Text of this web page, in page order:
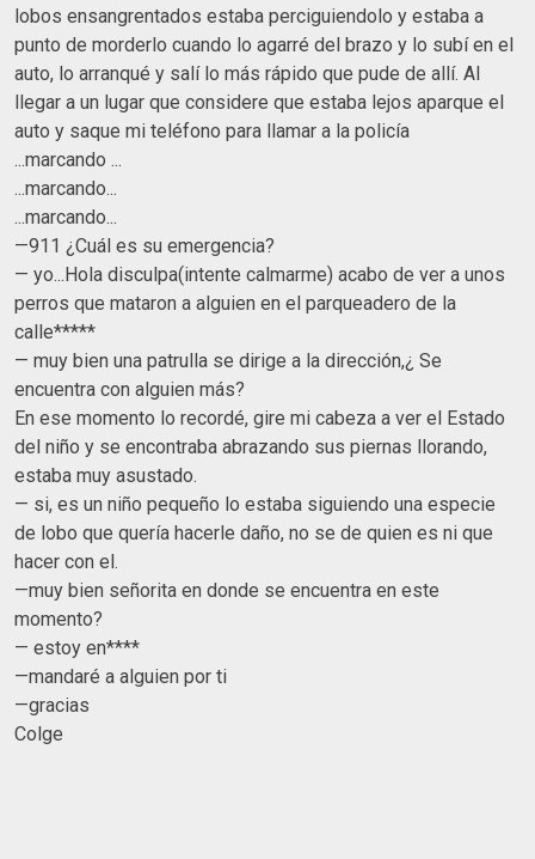
lobos ensangrentados estaba perciguiendolo y estaba a
punto de morderlo cuando lo agarré del brazo y lo subí en el
auto, lo arranqué y salí lo más rápido que pude de allí. Al
llegar a un lugar que considere que estaba lejos aparque el
auto y saque mi teléfono para llamar a la policía
...marcando ...
...marcando...
...marcando...
—911 ¿Cuál es su emergencia?
— yo...Hola disculpa(intente calmarme) acabo de ver a unos
perros que mataron a alguien en el parqueadero de la
calle*****
— muy bien una patrulla se dirige a la dirección,¿ Se
encuentra con alguien más?
En ese momento lo recordé, gire mi cabeza a ver el Estado
del niño y se encontraba abrazando sus piernas llorando,
estaba muy asustado.
— si, es un niño pequeño lo estaba siguiendo una especie
de lobo que quería hacerle daño, no se de quien es ni que
hacer con el.
—muy bien señorita en donde se encuentra en este
momento?
— estoy en****
—mandaré a alguien por ti
—gracias
Colge